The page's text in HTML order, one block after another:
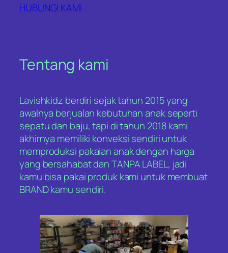
HUBUNGI KAMI
Tentang kami
Lavishkidz berdiri sejak tahun 2015 yang
awalnya berjualan kebutuhan anak seperti
sepatu dan baju, tapi di tahun 2018 kami
akhirnya memiliki konveksi sendiri untuk
memproduksi pakaian anak dengan harga
yang bersahabat dan TANPA LABEL, jadi
kamu bisa pakai produk kami untuk membuat
BRAND kamu sendiri.